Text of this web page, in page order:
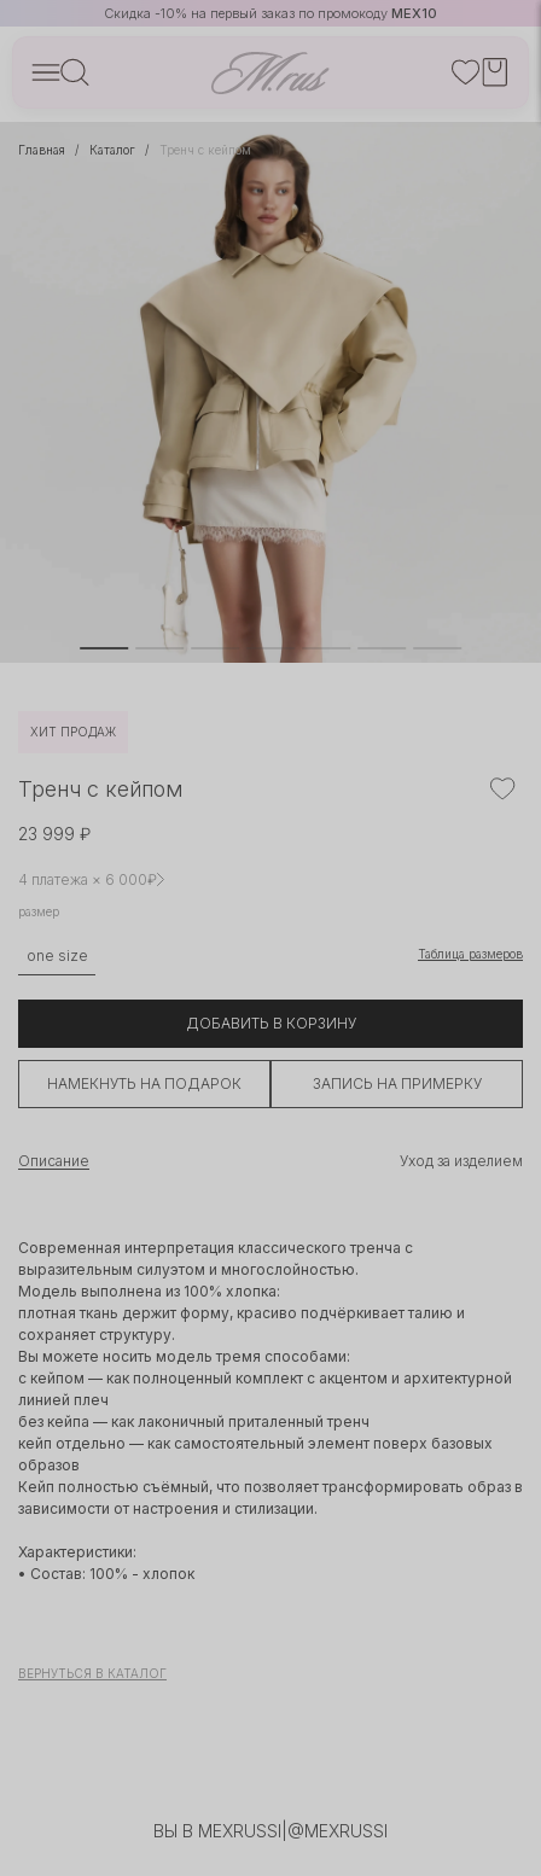
Скидка -10% на первый заказ по промокоду MEX10
Главная Каталог Тренч с кейпом
ХИТ ПРОДАЖ
Тренч с кейпом
23 999 ₽
4 платежа × 6 000₽
размер
one size Таблица размеров
ДОБАВИТЬ В КОРЗИНУ
НАМЕКНУТЬ НА ПОДАРОК ЗАПИСЬ НА ПРИМЕРКУ
Описание Уход за изделием
Современная интерпретация классического тренча с
выразительным силуэтом и многослойностью.
Модель выполнена из 100% хлопка:
плотная ткань держит форму, красиво подчёркивает талию и
сохраняет структуру.
Вы можете носить модель тремя способами:
с кейпом — как полноценный комплект с акцентом и архитектурной
линией плеч
без кейпа — как лаконичный приталенный тренч
кейп отдельно — как самостоятельный элемент поверх базовых
образов
Кейп полностью съёмный, что позволяет трансформировать образ в
зависимости от настроения и стилизации.
Характеристики:
• Состав: 100% - хлопок
ВЕРНУТЬСЯ В КАТАЛОГ
ВЫ В MEXRUSSI @MEXRUSSI